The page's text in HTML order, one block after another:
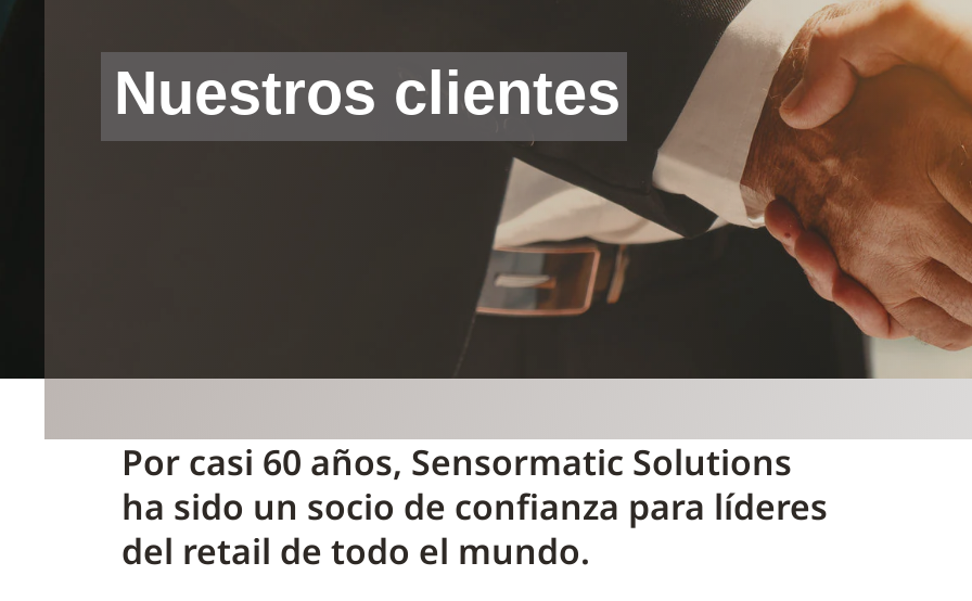
Nuestros clientes
Por casi 60 años, Sensormatic Solutions
ha sido un socio de confianza para líderes
del retail de todo el mundo.